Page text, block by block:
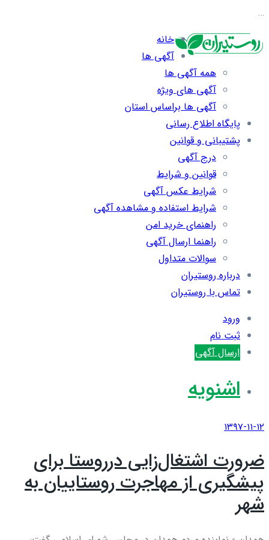
…
خانه
آگهی ها
همه آگهی ها
آگهی های ویژه
آگهی ها براساس استان
پایگاه اطلاع رسانی
پشتیبانی و قوانین
درج آگهی
قوانین و شرایط
شرایط عکس آگهی
شرایط استفاده و مشاهده آگهی
راهنمای خرید امن
راهنما ارسال آگهی
سوالات متداول
درباره روستیران
تماس با روستیران
ورود
ثبت نام
ارسال آگهی
اشنویه
۱۳۹۷-۱۱-۱۲
ضرورت اشتغال‌زایی درروستا برای
پیشگیری از مهاجرت روستاییان به
شهر